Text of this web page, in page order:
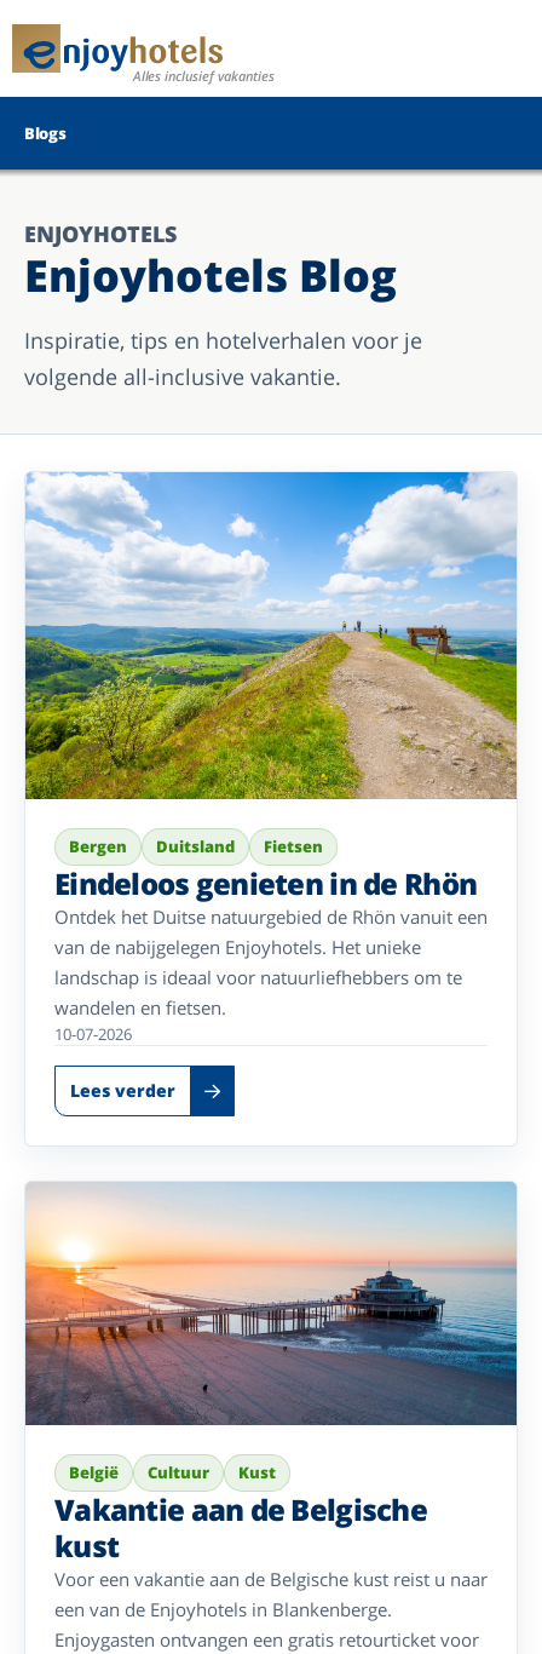
Alles inclusief vakanties
Blogs
ENJOYHOTELS
Enjoyhotels Blog
Inspiratie, tips en hotelverhalen voor je
volgende all-inclusive vakantie.
Bergen Duitsland Fietsen
Eindeloos genieten in de Rhön
Ontdek het Duitse natuurgebied de Rhön vanuit een
van de nabijgelegen Enjoyhotels. Het unieke
landschap is ideaal voor natuurliefhebbers om te
wandelen en fietsen.
10-07-2026
Lees verder
België Cultuur Kust
Vakantie aan de Belgische
kust
Voor een vakantie aan de Belgische kust reist u naar
een van de Enjoyhotels in Blankenberge.
Enjoygasten ontvangen een gratis retourticket voor